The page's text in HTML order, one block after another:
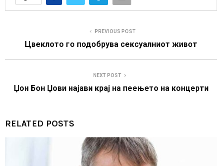
PREVIOUS POST
Цвеклото го подобрува сексуалниот живот
NEXT POST
Џон Бон Џови најави крај на пеењето на концерти
RELATED POSTS